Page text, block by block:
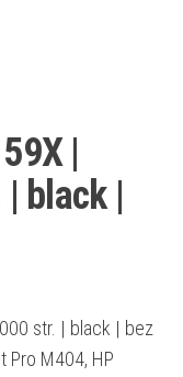
|
black |
str. | black | bez
Pro M404, HP